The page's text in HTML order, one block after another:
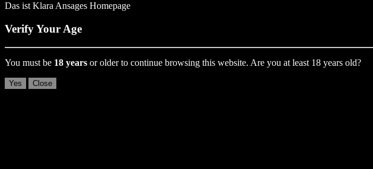
Das ist Klara Ansages Homepage
Verify Your Age
You must be 18 years or older to continue browsing this website. Are you at least 18 years old?
Yes Close